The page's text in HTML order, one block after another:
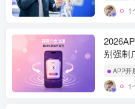
1
别强制
APP开
1